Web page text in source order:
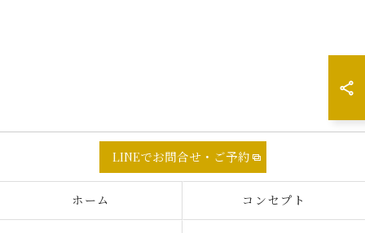
LINEでお問合せ・ご予約
ホーム コンセプト